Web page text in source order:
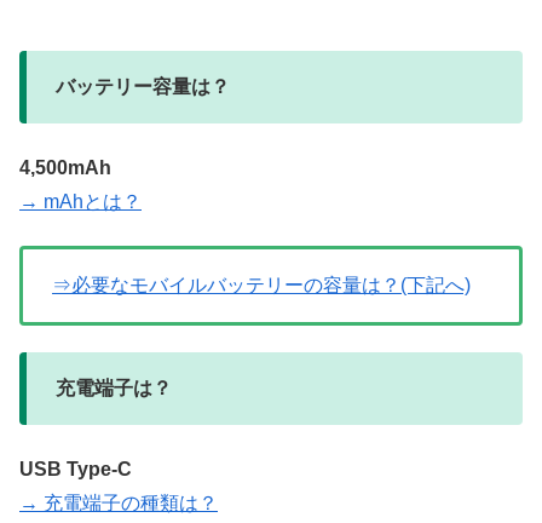
バッテリー容量は？
4,500mAh
→ mAhとは？
⇒必要なモバイルバッテリーの容量は？(下記へ)
充電端子は？
USB Type-C
→ 充電端子の種類は？